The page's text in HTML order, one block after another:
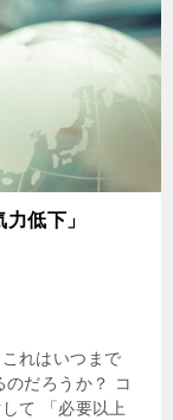
力低下」
れはいつまで
だろうか？ コ
て 「必要以上